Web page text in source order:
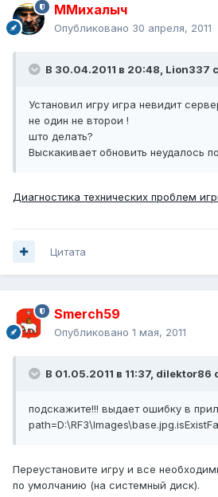
ММихалыч
Опубликовано 30 апреля, 2011
В 30.04.2011 в 20:48, Lion337
Установил игру игра невидит
не один не второи !
што делать?
Выскакивает обновить неудалось
Диагностика технических проблем
Цитата
Smerch59
Опубликовано 1 мая, 2011
В 01.05.2011 в 11:37, dilektor86
подскажите!!! выдает ошибку в
Переустановите игру и все
по умолчанию (на системный диск).